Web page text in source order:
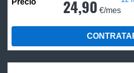
24,90 €/mes